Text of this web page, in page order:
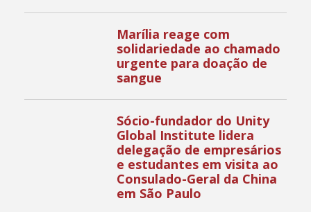
Marília reage com
solidariedade ao chamado
urgente para doação de
sangue
Sócio-fundador do Unity
Global Institute lidera
delegação de empresários
e estudantes em visita ao
Consulado-Geral da China
em São Paulo